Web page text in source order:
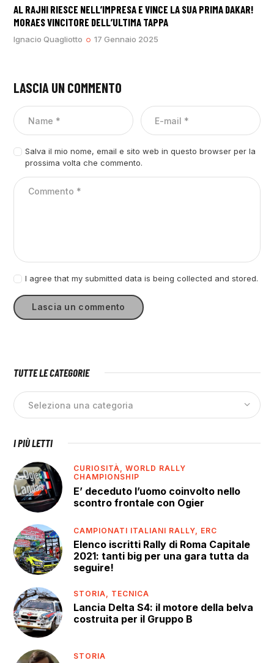
AL RAJHI RIESCE NELL’IMPRESA E VINCE LA SUA PRIMA DAKAR!
MORAES VINCITORE DELL’ULTIMA TAPPA
Ignacio Quagliotto 17 Gennaio 2025
LASCIA UN COMMENTO
Salva il mio nome, email e sito web in questo browser per la
prossima volta che commento.
I agree that my submitted data is being collected and stored.
TUTTE LE CATEGORIE
I PIÙ LETTI
CURIOSITÀ,WORLD RALLY
CHAMPIONSHIP
E’ deceduto l’uomo coinvolto nello
scontro frontale con Ogier
CAMPIONATI ITALIANI RALLY, ERC
Elenco iscritti Rally di Roma Capitale
2021: tanti big per una gara tutta da
seguire!
STORIA, TECNICA
Lancia Delta S4: il motore della belva
costruita per il Gruppo B
STORIA